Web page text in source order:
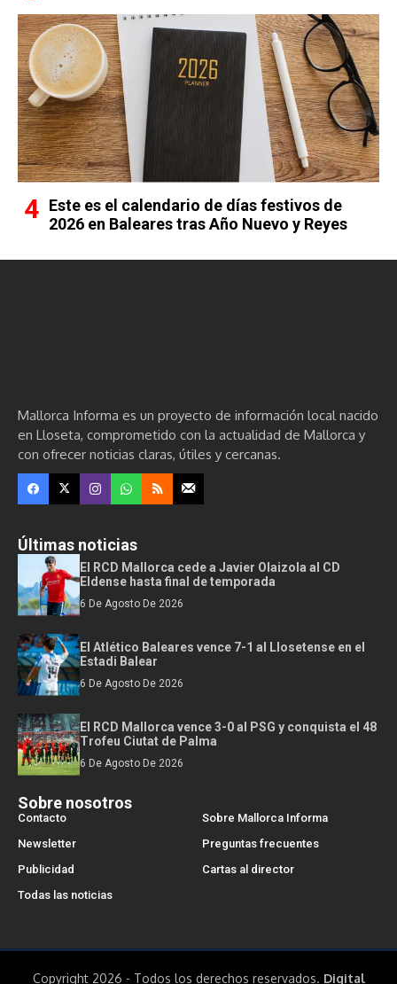
Este es el calendario de días festivos de
2026 en Baleares tras Año Nuevo y Reyes
Mallorca Informa es un proyecto de información local nacido
en Lloseta, comprometido con la actualidad de Mallorca y
con ofrecer noticias claras, útiles y cercanas.
Últimas noticias
El RCD Mallorca cede a Javier Olaizola al CD
Eldense hasta final de temporada
6 De Agosto De 2026
El Atlético Baleares vence 7-1 al Llosetense en el
Estadi Balear
6 De Agosto De 2026
El RCD Mallorca vence 3-0 al PSG y conquista el 48
Trofeu Ciutat de Palma
6 De Agosto De 2026
Sobre nosotros
Contacto
Sobre Mallorca Informa
Newsletter
Preguntas frecuentes
Publicidad
Cartas al director
Todas las noticias
Copyright 2026 - Todos los derechos reservados. Digital